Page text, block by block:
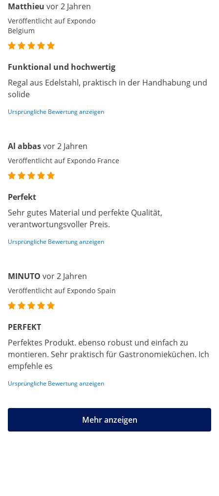
Matthieu vor 2 Jahren
Veröffentlicht auf Expondo
Belgium
Funktional und hochwertig
Regal aus Edelstahl, praktisch in der Handhabung und
solide
Ursprüngliche Bewertung anzeigen
Al abbasvor 2 Jahren
Veröffentlicht auf Expondo France
Perfekt
Sehr gutes Material und perfekte Qualität,
verantwortungsvoller Preis.
Ursprüngliche Bewertung anzeigen
MINUTO vor 2 Jahren
Veröffentlicht auf Expondo Spain
PERFEKT
Perfektes Produkt. ebenso robust und einfach zu
montieren. Sehr praktisch für Gastronomieküchen. Ich
empfehle es
Ursprüngliche Bewertung anzeigen
Mehr anzeigen